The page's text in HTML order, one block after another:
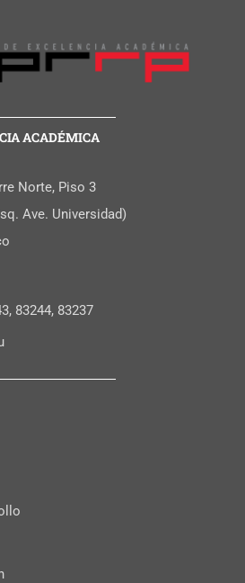
ACADÉMICA
Norte, Piso 3
Ave. Universidad)
83244, 83237